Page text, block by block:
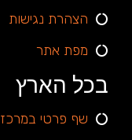
הצהרת נגישות
מפת אתר
בכל הארץ
שף פרטי במרכז